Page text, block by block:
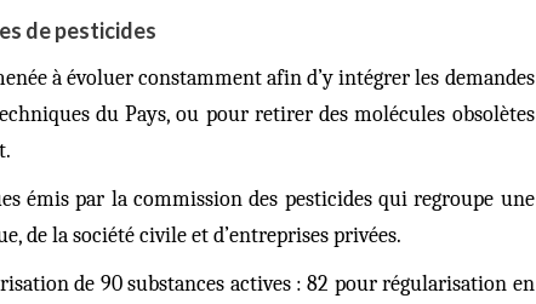
de pesticides
à évoluer constamment afin d’y intégrer les demandes
du Pays, ou pour retirer des molécules obsolètes
émis par la commission des pesticides qui regroupe une
de la société civile et d’entreprises privées.
de 90 substances actives : 82 pour régularisation en